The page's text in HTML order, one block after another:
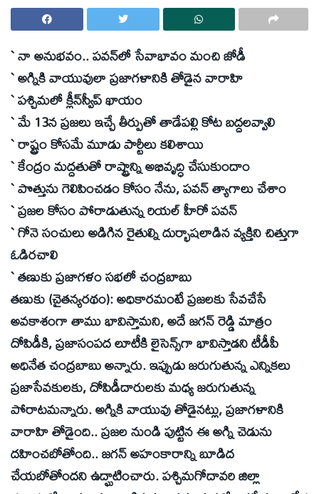
` నా అనుభవం.. పవన్‌లో సేవాభావం మంచి జోడీ
` అగ్నికి వాయువులా ప్రజాగళానికి తోడైన వారాహి
` పశ్చిమలో క్లీన్‌స్వీప్‌ ఖాయం
` మే 13న ప్రజలు ఇచ్చే తీర్పుతో తాడేపల్లి కోట బద్దలవ్వాలి
` రాష్ట్రం కోసమే మూడు పార్టీలు కలిశాయి
` కేంద్రం మద్దతుతో రాష్ట్రాన్ని అభివృద్ధి చేసుకుందాం
` పొత్తును గెలిపించడం కోసం నేను, పవన్‌ త్యాగాలు చేశాం
` ప్రజల కోసం పోరాడుతున్న రియల్‌ హీరో పవన్‌
` గోనె సంచులు అడిగిన రైతుల్ని దుర్భాషలాడిన వ్యక్తిని చిత్తుగా
ఓడిరచాలి
` తణుకు ప్రజాగళం సభలో చంద్రబాబు
తణుకు (చైతన్యరథం): అధికారమంటే ప్రజలకు సేవచేసే
అవకాశంగా తాము భావిస్తామని, అదే జగన్‌ రెడ్డి మాత్రం
దోపిడీకి, ప్రజాసంపద లూటీకి లైసెన్స్‌గా భావిస్తాడని టీడీపీ
అధినేత చంద్రబాబు అన్నారు. ఇప్పుడు జరుగుతున్న ఎన్నికలు
ప్రజాసేవకులకు, దోపిడీదారులకు మధ్య జరుగుతున్న
పోరాటమన్నారు. అగ్నికి వాయువు తోడైనట్లు, ప్రజాగళానికి
వారాహి తోడైంది.. ప్రజల నుండి పుట్టిన ఈ అగ్ని చెడును
దహించబోతోంది.. జగన్‌ అహంకారాన్ని బూడిద
చేయబోతోందని ఉద్ఘాటించారు. పశ్చిమగోదావరి జిల్లా